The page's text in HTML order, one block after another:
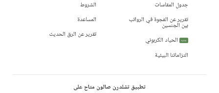
جدول المقاسات
تقرير عن الفجوة في الرواتب
بين الجنسين
جديد
الحياد الكربوني
التزاماتنا البيئية
الشروط
المساعدة
تقرير عن الرق الحديث
تطبيق تشلدرن صالون متاح على